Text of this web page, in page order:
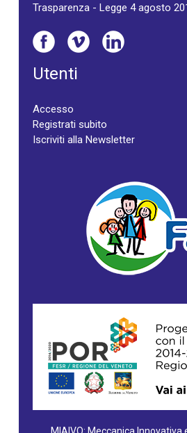
Trasparenza - Legge 4 agosto
Utenti
Accesso
Registrati subito
Iscriviti alla Newsletter
MIAIVO: Meccanica Innovativa